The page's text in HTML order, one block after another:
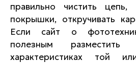
правильно чистить
покрышки, откручивать
Если сайт о
полезным
характеристиках той